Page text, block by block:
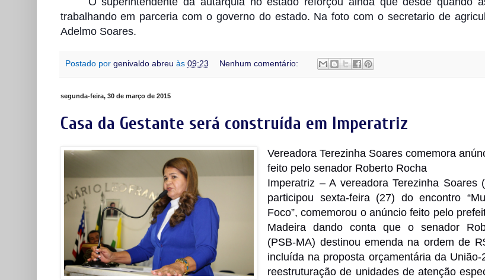
trabalhando em parceria com o governo do estado. Na foto com o secretario de
Adelmo Soares.
Postado por genivaldo abreu às 09:23 Nenhum comentário:
segunda-feira, 30 de março de 2015
Casa da Gestante será construída em Imperatriz
Vereadora Terezinha Soares comemora
feito pelo senador Roberto Rocha
Imperatriz – A vereadora Terezinha Soares
participou sexta-feira (27) do encontro
Foco”, comemorou o anúncio feito pelo
Madeira dando conta que o senador
(PSB-MA) destinou emenda na ordem de
incluída na proposta orçamentária da
reestruturação de unidades de atenção